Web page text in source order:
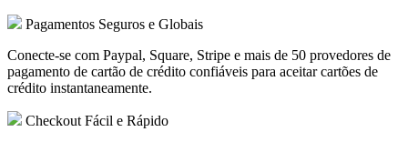
Pagamentos Seguros e Globais
Conecte-se com Paypal, Square, Stripe e mais de 50 provedores de
pagamento de cartão de crédito confiáveis para aceitar cartões de
crédito instantaneamente.
Checkout Fácil e Rápido